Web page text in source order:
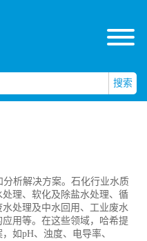
搜索
分析解决方案。石化行业水质
理、软化及除盐水处理、循
处理及中水回用、工业废水
用等。在这些领域，哈希提
如pH、浊度、电导率、